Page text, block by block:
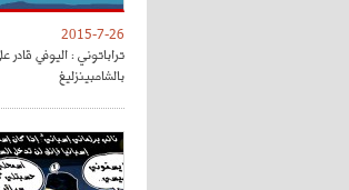
2015-7-26
تراباتوني : اليوفي قادر
بالشامبينزليغ